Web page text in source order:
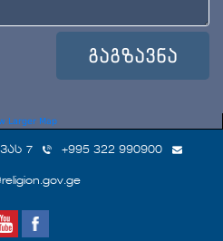
Larger Map
7 +995 322 990900